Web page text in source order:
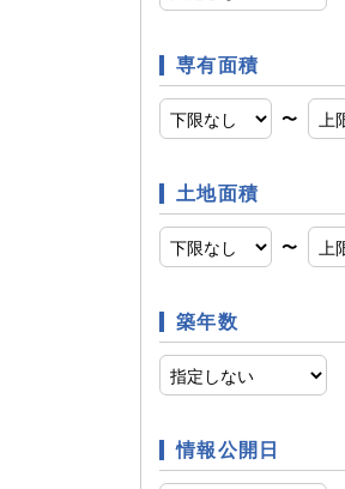
専有面積
〜
土地面積
〜
築年数
情報公開日
空調
収納
立地条件
条件
リフォーム